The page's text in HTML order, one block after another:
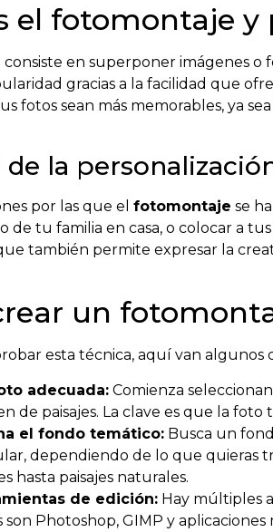
el fotomontaje
en superponer imágenes o
gracias a la facilidad que
fotos sean más memorables, ya
de la
por las que el fotomontaje se
de tu familia en casa, o colocar a
también permite expresar la
un
esta técnica, aquí van
adecuada: Comienza
de paisajes. La clave es que la
el fondo temático: Busca un
dependiendo de lo que quieras
hasta paisajes naturales.
de edición: Hay múltiples
son Photoshop, GIMP y